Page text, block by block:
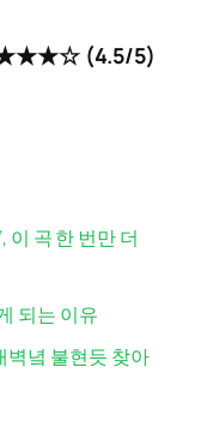
(4.5/5)
이 곡 한 번만 더
되는 이유
벽녘 불현듯 찾아